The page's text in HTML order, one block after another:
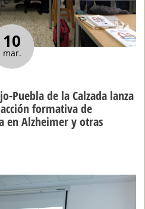
10
mar.
Puebla de la Calzada lanza
formativa de
en Alzheimer y otras